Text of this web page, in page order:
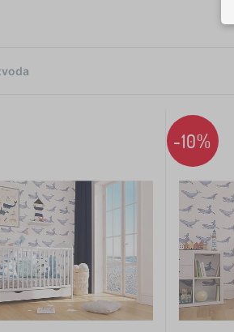
-10%